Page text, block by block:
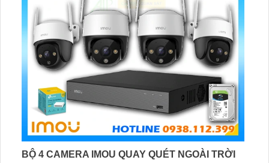
BỘ 4 CAMERA IMOU QUAY QUÉT NGOÀI TRỜI